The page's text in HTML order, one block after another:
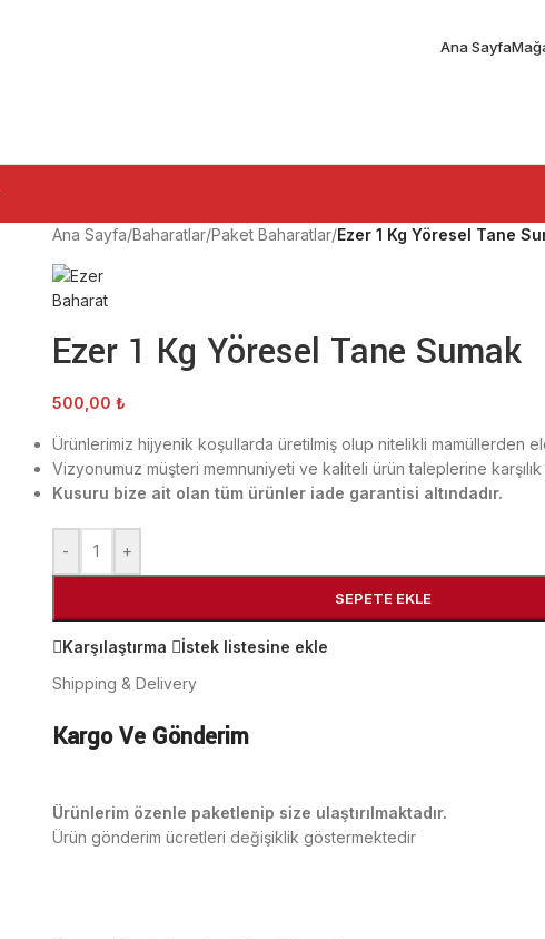
Ana Sayfa
Ana Sayfa/Baharatlar/Paket Baharatlar/Ezer 1 Kg Yöresel Tane
Ezer 1 Kg Yöresel Tane Sumak
500,00 ₺
Ürünlerimiz hijyenik koşullarda üretilmiş olup nitelikli mamüllerden
Vizyonumuz müşteri memnuniyeti ve kaliteli ürün taleplerine
Kusuru bize ait olan tüm ürünler iade garantisi altındadır.
- +
SEPETE EKLE
Karşılaştırma
İstek listesine ekle
Shipping & Delivery
Kargo Ve Gönderim
Ürünlerim özenle paketlenip size ulaştırılmaktadır.
Ürün gönderim ücretleri değişiklik göstermektedir